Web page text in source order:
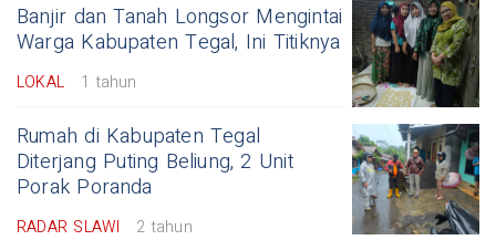
Banjir dan Tanah Longsor Mengintai
Warga Kabupaten Tegal, Ini Titiknya
LOKAL 1 tahun
Rumah di Kabupaten Tegal
Diterjang Puting Beliung, 2 Unit
Porak Poranda
RADAR SLAWI 2 tahun